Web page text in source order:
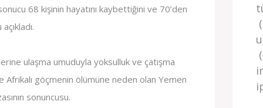
68 kişinin hayatını kaybettiğini ve 70’den
ulaşma umuduyla yoksulluk ve çatışma
göçmenin ölümüne neden olan Yemen
sonuncusu.